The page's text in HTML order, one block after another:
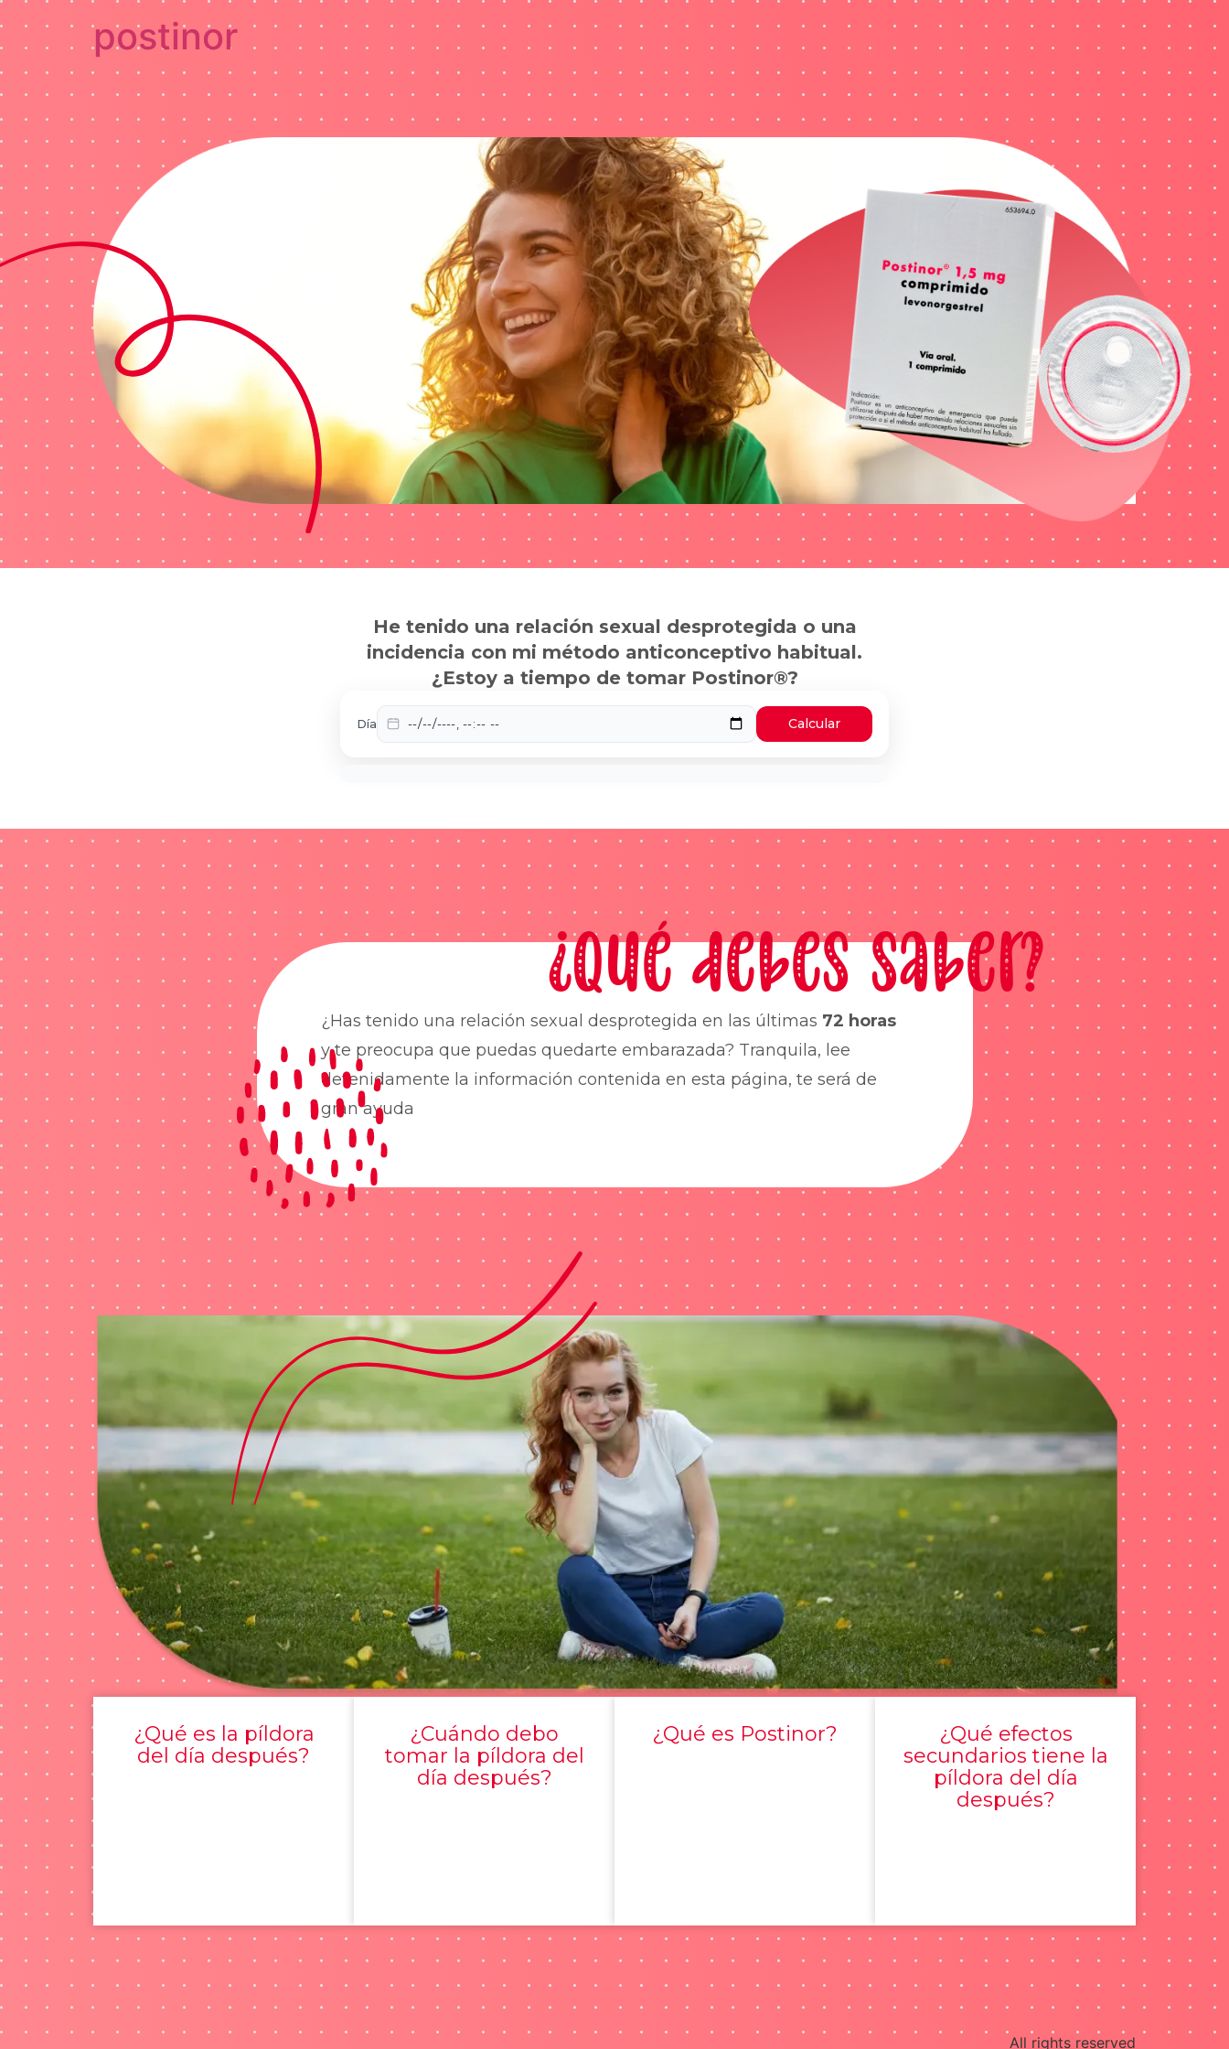
postinor
He tenido una relación sexual desprotegida o una
incidencia con mi método anticonceptivo habitual.
¿Estoy a tiempo de tomar Postinor®?
Día Calcular
¿Qué debes saber?
¿Has tenido una relación sexual desprotegida en las últimas 72 horas
y te preocupa que puedas quedarte embarazada? Tranquila, lee
detenidamente la información contenida en esta página, te será de
gran ayuda
¿Qué es la píldora
del día después?
¿Cuándo debo
tomar la píldora del
día después?
¿Qué es Postinor?
¿Qué efectos
secundarios tiene la
píldora del día
después?
All rights reserved